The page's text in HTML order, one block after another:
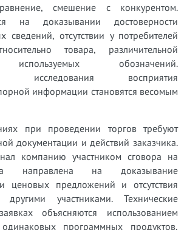
смешение с конкурентом.
на доказывании достоверности
сведений, отсутствии у потребителей
товара, различительной
используемых обозначений.
исследования восприятия
информации становятся весомым
при проведении торгов требуют
документации и действий заказчика.
компанию участником сговора на
направлена на доказывание
ценовых предложений и отсутствия
участниками. Технические
объясняются использованием
программных продуктов,